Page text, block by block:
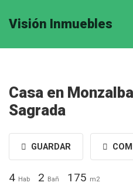
Visión Inmuebles
Casa en
Sagrada
GUARDAR
4 Hab 2 Bañ 175 m2